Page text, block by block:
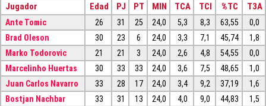
Jugador Edad PJ PT MIN TCA TCI %TC T3A
Ante Tomic 26 31 25 24,0 5,3 8,3 63,55
0,0
Brad Oleson
30 23 6 24,0 3,3 7,1 45,74
1,8
Marko Todorovic
21 21 3 24,0 2,6 4,8 54,55
0,0
Marcelinho Huertas
30 33 33 24,0 3,6 7,5 48,65
1,0
Juan Carlos Navarro
33 28 17 24,0 3,4 9,2 37,19
1,6
Bostjan Nachbar
33 31 13 24,0 4,0 9,0 44,83
1,5